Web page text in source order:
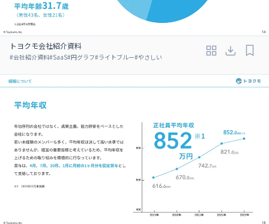
トヨクモ会社紹介資料
#会社紹介資料#SaaS#円グラフ#ライトブルー#やさしい